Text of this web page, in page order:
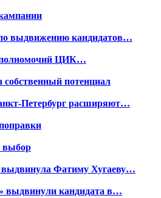
выдвижению кандидатов…
полномочий ЦИК…
потенциал
Петербург расширяют…
выбор
выдвинула Фатиму Хугаеву…
выдвинули кандидата в…